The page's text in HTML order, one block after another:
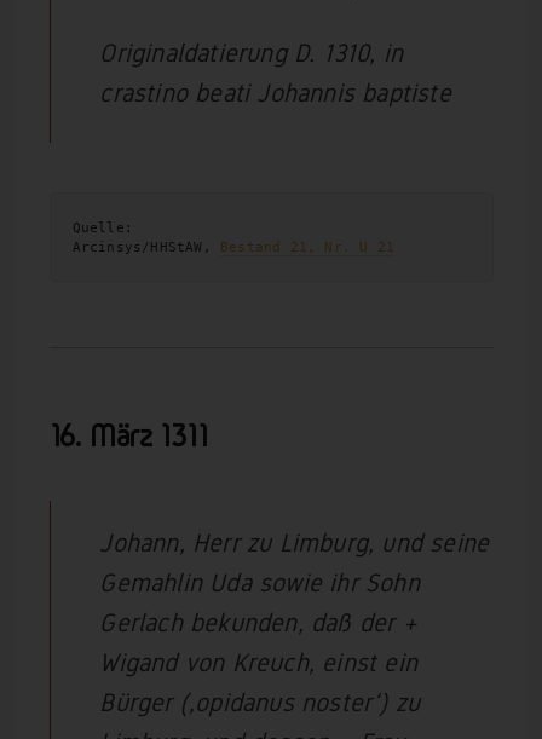
Originaldatierung D. 1310, in
crastino beati Johannis baptiste
Quelle:
Arcinsys/HHStAW, Bestand 21, Nr. U 21
16. März 1311
Johann, Herr zu Limburg, und seine
Gemahlin Uda sowie ihr Sohn
Gerlach bekunden, daß der +
Wigand von Kreuch, einst ein
Bürger (‚opidanus noster‘) zu